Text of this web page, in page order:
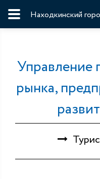
Находкинский
Управление
рынка,